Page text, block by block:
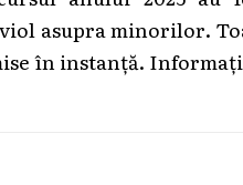
asupra minorilor.
în instanță.